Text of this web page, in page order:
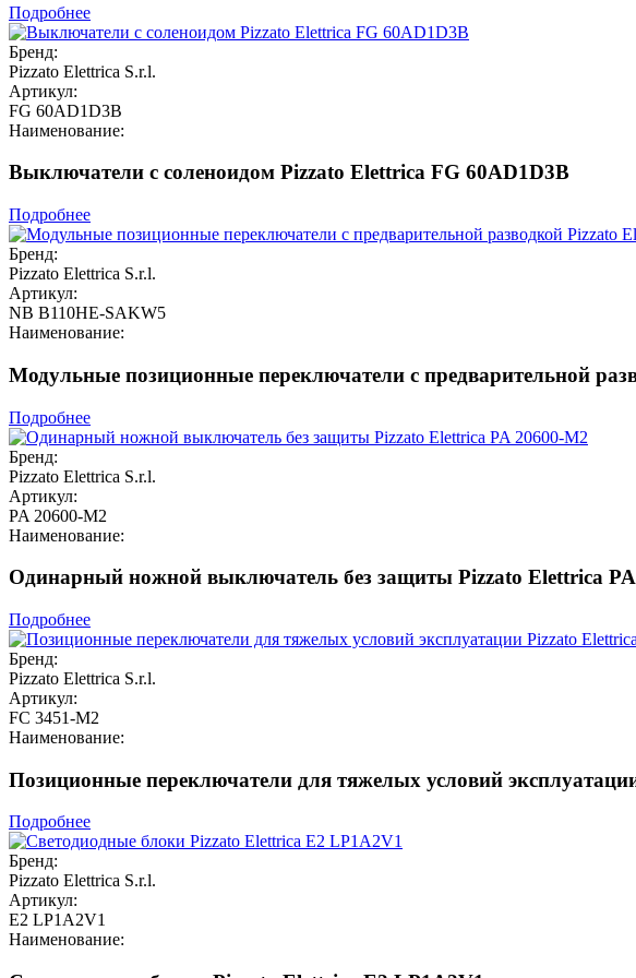
Подробнее
Бренд:
Pizzato Elettrica S.r.l.
Артикул:
FG 60AD1D3B
Наименование:
Выключатели с соленоидом Pizzato Elettrica FG 60AD1D3B
Подробнее
Бренд:
Pizzato Elettrica S.r.l.
Артикул:
NB B110HE-SAKW5
Наименование:
Модульные позиционные переключатели с предварительной
Подробнее
Бренд:
Pizzato Elettrica S.r.l.
Артикул:
PA 20600-M2
Наименование:
Одинарный ножной выключатель без защиты Pizzato Elettrica
Подробнее
Бренд:
Pizzato Elettrica S.r.l.
Артикул:
FC 3451-M2
Наименование:
Позиционные переключатели для тяжелых условий
Подробнее
Бренд:
Pizzato Elettrica S.r.l.
Артикул:
E2 LP1A2V1
Наименование: